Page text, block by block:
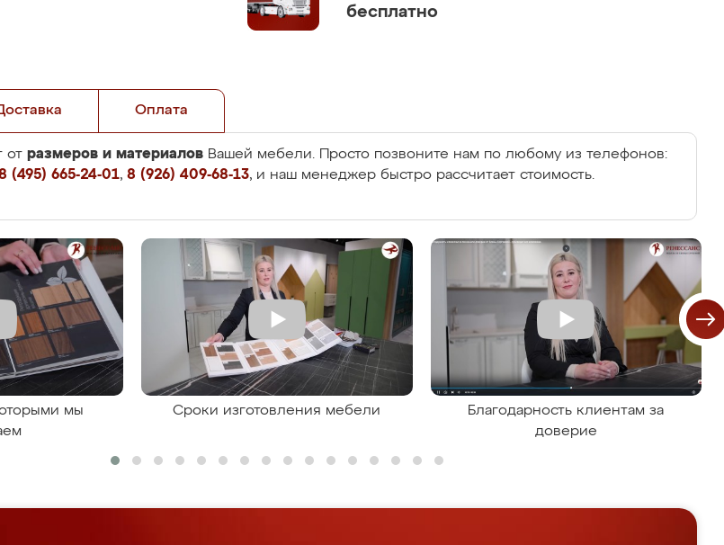
бесплатно
Оплата
от размеров и материалов Вашей мебели. Просто позвоните нам по любому из телефонов:
(495) 665-24-01, 8 (926) 409-68-13, и наш менеджер быстро рассчитает стоимость.
мы
Сроки изготовления мебели
Благодарность клиентам за
доверие